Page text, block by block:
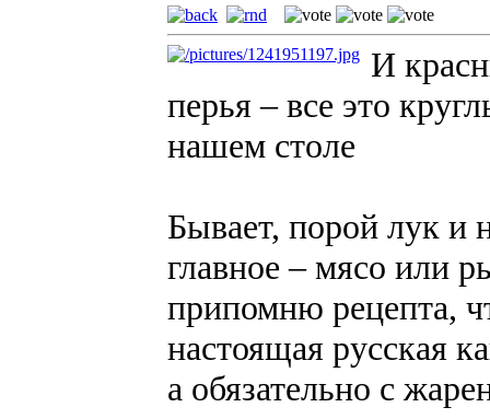
И
перья – все это
нашем столе
Бывает, порой лук и
главное – мясо или
припомню рецепта,
настоящая русская
а обязательно с